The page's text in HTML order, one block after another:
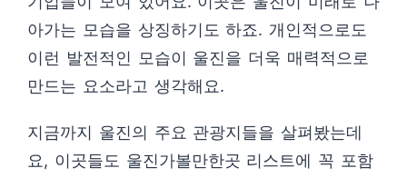
아가는 모습을 상징하기도 하죠. 개인적으로도
이런 발전적인 모습이 울진을 더욱 매력적으로
만드는 요소라고 생각해요.
지금까지 울진의 주요 관광지들을 살펴봤는데
요, 이곳들도 울진가볼만한곳 리스트에 꼭 포함